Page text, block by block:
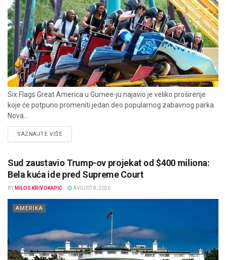
Six Flags Great America u Gurnee-ju najavio je veliko proširenje
koje će potpuno promeniti jedan deo popularnog zabavnog parka.
Nova...
SAZNAJTE VIŠEDETAILS
Sud zaustavio Trump-ov projekat od $400 miliona:
Bela kuća ide pred Supreme Court
BY MILOS KRIVOKAPIĆ AVGUST 8, 2026
AMERIKA